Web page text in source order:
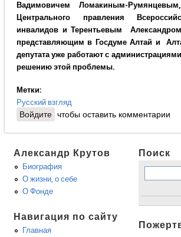
Вадимовичем Ломакиным-
Центрального правления
инвалидов и Терентьевым
представляющим в Госдуме Алтай и
депутата уже работают с
решению этой проблемы.
Метки:
Русский взгляд
Войдите чтобы оставить комментарии
Александр Крутов
Биография
О жизни, о себе
О Фонде
Навигация по сайту
Главная
Поиск